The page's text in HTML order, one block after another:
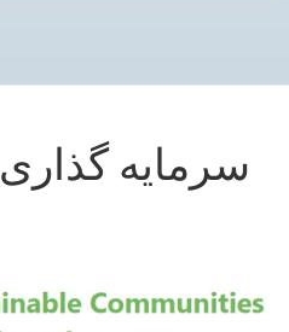
سرمایه